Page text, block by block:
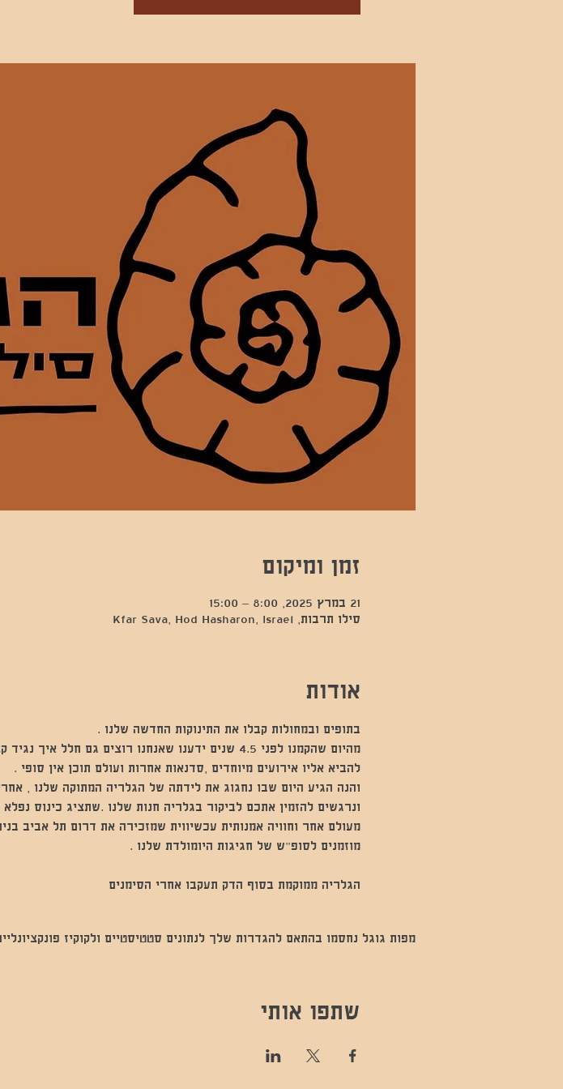
זמן ומיקום
21 במרץ 2025, 8:00 – 15:00
סילו תרבות, Kfar Sava, Hod Hasharon, Israel
אודות
בתופים ובמחולות קבלו את התינוקות החדשה שלנו .
מהיום שהקמנו לפני 4.5 שנים ידענו שאנחנו רוצים
להביא אליו אירועים מיוחדים ,סדנאות אחרות ועולם תוכן אין סופי .
והנה הגיע היום שבו נחגוג את לידתה של הגלריה המתוקה שלנו ,
ונרגשים להזמין אתכם לביקור בגלריה חנות שלנו .שתציג כינוס
מעולם אחר וחוויה אמנותית עכשיווית שמזכירה את דרום תל אביב
מוזמנים לסופ״ש של חגיגות היומולדת שלנו .
הגלריה ממוקמת בסוף הדק תעקבו אחרי הסימנים
מפות גוגל נחסמו בהתאם להגדרות שלך לנתונים סטטיסטיים ולקוקיז
שתפו אותי